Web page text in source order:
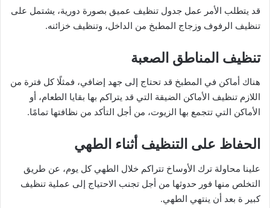
قد يتطلب الأمر عمل جدول تنظيف عميق بصورة دورية، يشتمل على
تنظيف الرفوف وزجاج المطبخ من الداخل، وتنظيف خزائنه.
تنظيف المناطق الصعبة
هناك أماكن في المطبخ قد تحتاج إلى جهد إضافي، فمثلًا كل فترة من
اللازم تنظيف الأماكن الضيقة التي قد يتراكم بها بقايا الطعام، أو
الأماكن التي تتجمع بها الزيوت، من أجل التأكد من نظافتها تمامًا.
الحفاظ على التنظيف أثناء الطهي
علينا محاولة ترك الأوساخ تتراكم خلال الطهي كل يوم، عن طريق
التخلص منها فور حدوثها من أجل تجنب الاحتياج إلى عملية تنظيف
كبير ة بعد أن ينتهي الطهي.